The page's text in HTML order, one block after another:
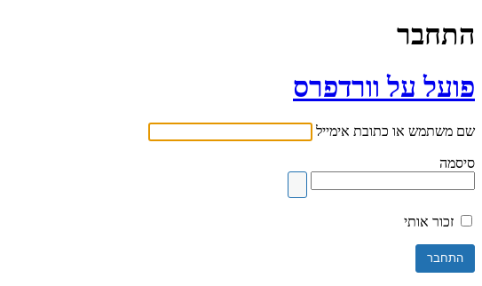
התחבר
פועל על וורדפרס
שם משתמש או כתובת אימייל
סיסמה
זכור אותי